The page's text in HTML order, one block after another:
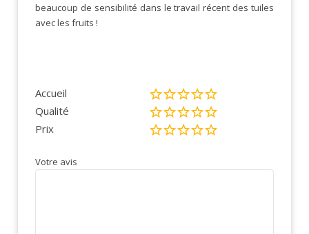
beaucoup de sensibilité dans le travail récent des tuiles
avec les fruits !
Accueil
Qualité
Prix
Votre avis